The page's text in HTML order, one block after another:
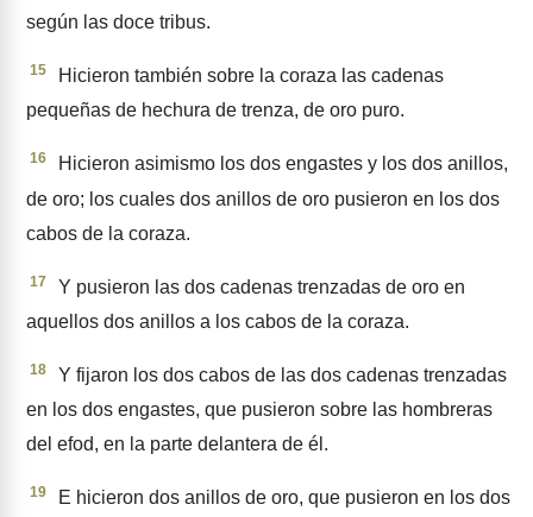
según las doce tribus.
15
Hicieron también sobre la coraza las cadenas
pequeñas de hechura de trenza, de oro puro.
16
Hicieron asimismo los dos engastes y los dos anillos,
de oro; los cuales dos anillos de oro pusieron en los dos
cabos de la coraza.
17
Y pusieron las dos cadenas trenzadas de oro en
aquellos dos anillos a los cabos de la coraza.
18
Y fijaron los dos cabos de las dos cadenas trenzadas
en los dos engastes, que pusieron sobre las hombre­ras
del efod, en la parte delan­tera de él.
19
E hicieron dos anillos de oro, que pusieron en los dos